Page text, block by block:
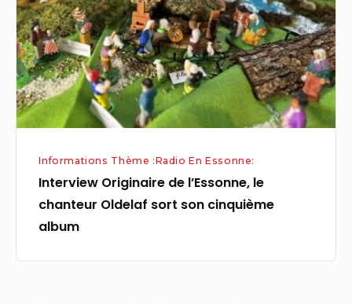
le
chanteur
Oldelaf
sort
son
cinquième
Informations Thème :Radio En Essonne:
Interview Originaire de l’Essonne, le
chanteur Oldelaf sort son cinquième
album